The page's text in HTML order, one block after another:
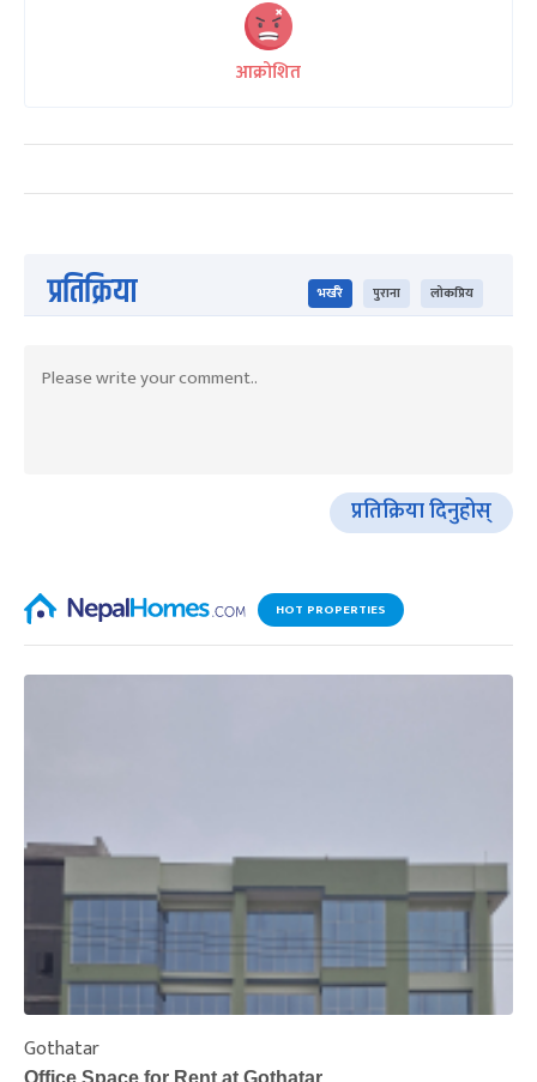
आक्रोशित
प्रतिक्रिया भर्खरै पुराना लोकप्रिय
प्रतिक्रिया दिनुहोस्
HOT PROPERTIES
Gothatar
Office Space for Rent at Gothatar